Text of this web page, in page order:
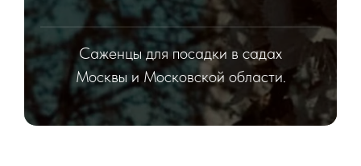
Саженцы для посадки в садах
Москвы и Московской области.